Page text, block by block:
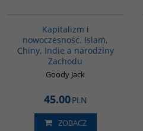
Kapitalizm i
nowoczesność. Islam,
Chiny, Indie a narodziny
Zachodu
Goody Jack
45.00PLN
ZOBACZ